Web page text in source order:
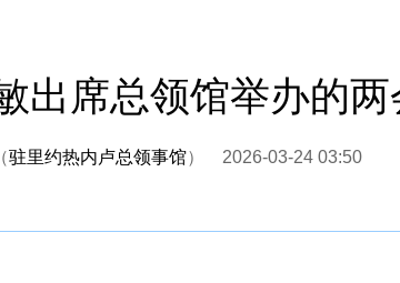
出席总领馆举办的
驻里约热内卢总领事馆） 2026-03-24 03:50